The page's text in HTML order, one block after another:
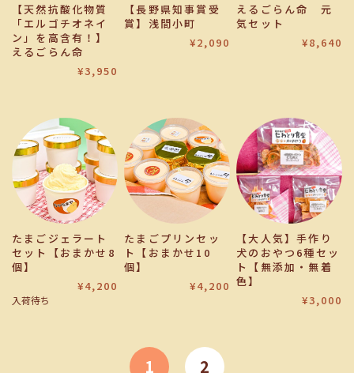
【天然抗酸化物質
「エルゴチオネイ
ン」を高含有！】
えるごらん命
¥3,950
【長野県知事賞受
賞】浅間小町
¥2,090
えるごらん命 元
気セット
¥8,640
たまごジェラート
セット【おまかせ8
個】
¥4,200
入荷待ち
たまごプリンセッ
ト【おまかせ10
個】
¥4,200
【大人気】手作り
犬のおやつ6種セッ
ト【無添加・無着
色】
¥3,000
1 2